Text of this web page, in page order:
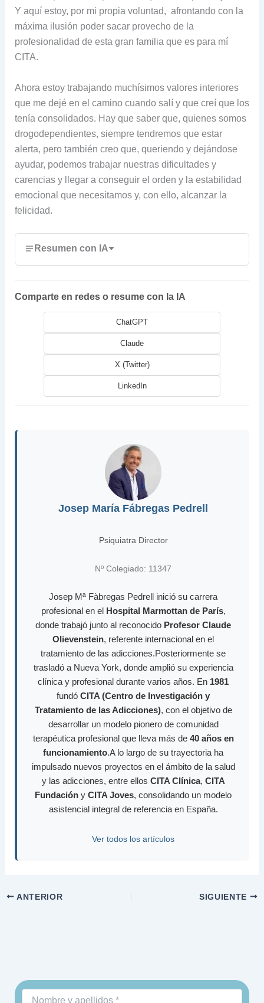
Y aquí estoy, por mi propia voluntad, afrontando con la
máxima ilusión poder sacar provecho de la
profesionalidad de esta gran familia que es para mí
CITA.
Ahora estoy trabajando muchísimos valores interiores
que me dejé en el camino cuando salí y que creí que los
tenía consolidados. Hay que saber que, quienes somos
drogodependientes, siempre tendremos que estar
alerta, pero también creo que, queriendo y dejándose
ayudar, podemos trabajar nuestras dificultades y
carencias y llegar a conseguir el orden y la estabilidad
emocional que necesitamos y, con ello, alcanzar la
felicidad.
Resumen con IA
Comparte en redes o resume con la IA
ChatGPT
Claude
X (Twitter)
LinkedIn
Josep María Fábregas Pedrell
Psiquiatra Director
Nº Colegiado: 11347
Josep Mª Fàbregas Pedrell inició su carrera
profesional en el Hospital Marmottan de París,
donde trabajó junto al reconocido Profesor Claude
Olievenstein, referente internacional en el
tratamiento de las adicciones.Posteriormente se
trasladó a Nueva York, donde amplió su experiencia
clínica y profesional durante varios años. En 1981
fundó CITA (Centro de Investigación y
Tratamiento de las Adicciones), con el objetivo de
desarrollar un modelo pionero de comunidad
terapéutica profesional que lleva más de 40 años en
funcionamiento.A lo largo de su trayectoria ha
impulsado nuevos proyectos en el ámbito de la salud
y las adicciones, entre ellos CITA Clínica, CITA
Fundación y CITA Joves, consolidando un modelo
asistencial integral de referencia en España.
Ver todos los artículos
ANTERIOR SIGUIENTE